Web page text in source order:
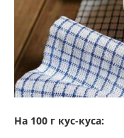
На 100 г кус-куса: